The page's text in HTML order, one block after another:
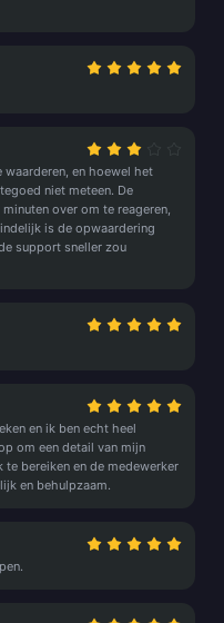
en hoewel het
niet meteen. De
over om te reageren,
is de opwaardering
support sneller zou
en ik ben echt heel
om een detail van mijn
bereiken en de medewerker
en behulpzaam.